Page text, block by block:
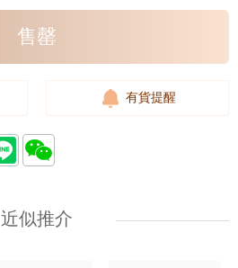
售罄
有貨提醒
近似推介